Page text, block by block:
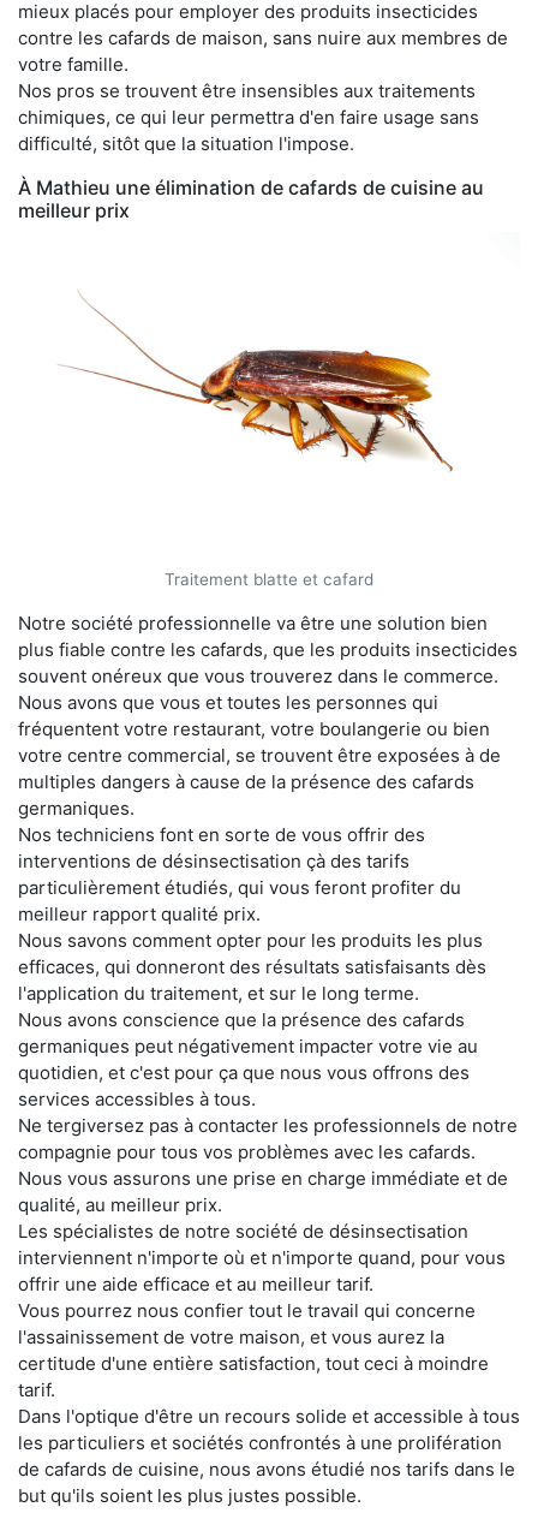
mieux placés pour employer des produits insecticides
contre les cafards de maison, sans nuire aux membres de
votre famille.
Nos pros se trouvent être insensibles aux traitements
chimiques, ce qui leur permettra d'en faire usage sans
difficulté, sitôt que la situation l'impose.
À Mathieu une élimination de cafards de cuisine au
meilleur prix
Traitement blatte et cafard
Notre société professionnelle va être une solution bien
plus fiable contre les cafards, que les produits insecticides
souvent onéreux que vous trouverez dans le commerce.
Nous avons que vous et toutes les personnes qui
fréquentent votre restaurant, votre boulangerie ou bien
votre centre commercial, se trouvent être exposées à de
multiples dangers à cause de la présence des cafards
germaniques.
Nos techniciens font en sorte de vous offrir des
interventions de désinsectisation çà des tarifs
particulièrement étudiés, qui vous feront profiter du
meilleur rapport qualité prix.
Nous savons comment opter pour les produits les plus
efficaces, qui donneront des résultats satisfaisants dès
l'application du traitement, et sur le long terme.
Nous avons conscience que la présence des cafards
germaniques peut négativement impacter votre vie au
quotidien, et c'est pour ça que nous vous offrons des
services accessibles à tous.
Ne tergiversez pas à contacter les professionnels de notre
compagnie pour tous vos problèmes avec les cafards.
Nous vous assurons une prise en charge immédiate et de
qualité, au meilleur prix.
Les spécialistes de notre société de désinsectisation
interviennent n'importe où et n'importe quand, pour vous
offrir une aide efficace et au meilleur tarif.
Vous pourrez nous confier tout le travail qui concerne
l'assainissement de votre maison, et vous aurez la
certitude d'une entière satisfaction, tout ceci à moindre
tarif.
Dans l'optique d'être un recours solide et accessible à tous
les particuliers et sociétés confrontés à une prolifération
de cafards de cuisine, nous avons étudié nos tarifs dans le
but qu'ils soient les plus justes possible.